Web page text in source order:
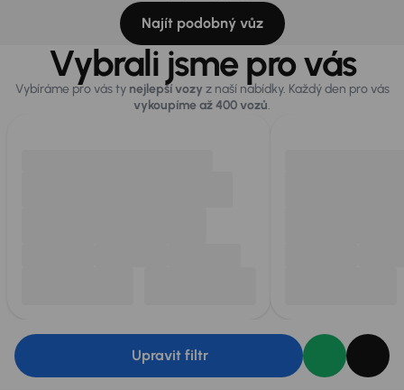
Najít podobný vůz
Vybrali jsme pro vás
Vybíráme pro vás ty nejlepší vozy z naší nabídky. Každý den pro vás
vykoupíme až 400 vozů.
Upravit filtr